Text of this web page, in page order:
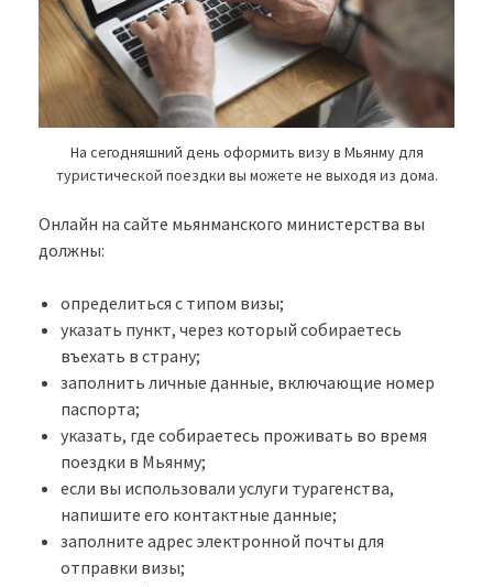
На сегодняшний день оформить визу в Мьянму для
туристической поездки вы можете не выходя из дома.
Онлайн на сайте мьянманского министерства вы
должны:
определиться с типом визы;
указать пункт, через который собираетесь
въехать в страну;
заполнить личные данные, включающие номер
паспорта;
указать, где собираетесь проживать во время
поездки в Мьянму;
если вы использовали услуги турагенства,
напишите его контактные данные;
заполните адрес электронной почты для
отправки визы;